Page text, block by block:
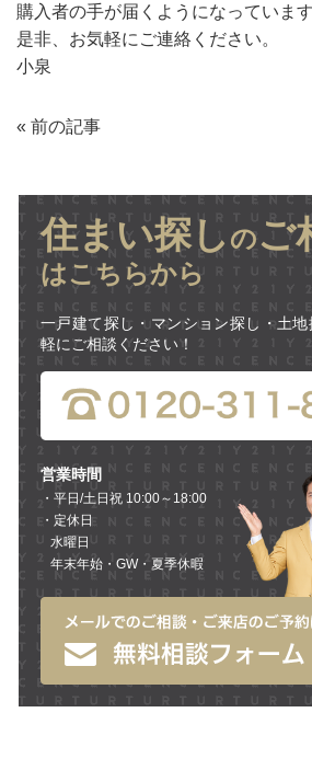
購入者の手が届くようになっています
是非、お気軽にご連絡ください。
小泉
« 前の記事
住まい探し のご
はこちらから
一戸建て探し・マンション探し・土
軽にご相談ください！
営業時間
・平日/土日祝 10:00～18:00
・定休日
水曜日
年末年始・GW・夏季休暇